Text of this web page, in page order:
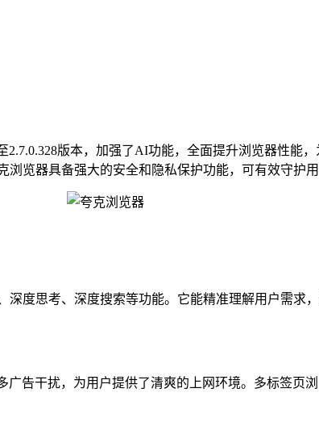
版本，加强了AI功能，全面提升浏览器性能
览器具备强大的安全和隐私保护功能，可有效守护用
思考、深度搜索等功能。它能精准理解用户需求
干扰，为用户提供了清爽的上网环境。多标签页